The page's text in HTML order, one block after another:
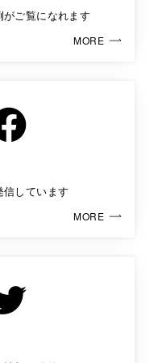
ご覧になれます
MORE
信しています
MORE